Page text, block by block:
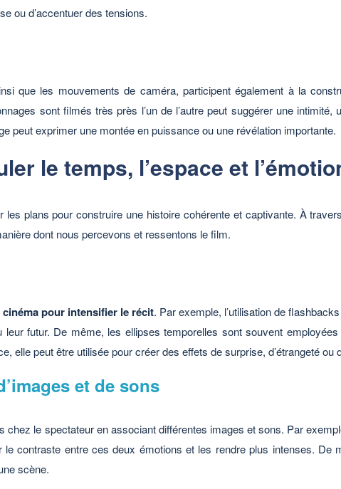
ou d’accentuer des tensions.
que les mouvements de caméra, participent également à la
sont filmés très près l’un de l’autre peut suggérer une intimité,
peut exprimer une montée en puissance ou une révélation importante.
le temps, l’espace et
plans pour construire une histoire cohérente et captivante. À
dont nous percevons et ressentons le film.
pour intensifier le récit. Par exemple, l’utilisation de
futur. De même, les ellipses temporelles sont souvent
elle peut être utilisée pour créer des effets de surprise, d’étrangeté ou
et de sons
le spectateur en associant différentes images et sons. Par
contraste entre ces deux émotions et les rendre plus intenses. De
scène.